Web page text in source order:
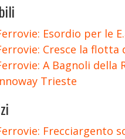
Esordio per le
Cresce la
A Bagnoli
Trieste
Frecciargento